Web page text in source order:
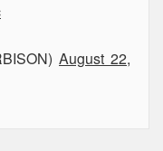
August 22,